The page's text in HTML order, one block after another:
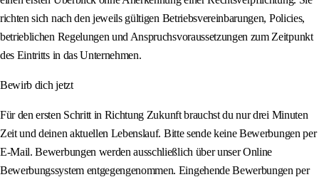
richten sich nach den jeweils gültigen Betriebsvereinbarungen, Policies,
betrieblichen Regelungen und Anspruchsvoraussetzungen zum Zeitpunkt
des Eintritts in das Unternehmen.
Bewirb dich jetzt
Für den ersten Schritt in Richtung Zukunft brauchst du nur drei Minuten
Zeit und deinen aktuellen Lebenslauf. Bitte sende keine Bewerbungen per
E-Mail. Bewerbungen werden ausschließlich über unser Online
Bewerbungssystem entgegengenommen. Eingehende Bewerbungen per